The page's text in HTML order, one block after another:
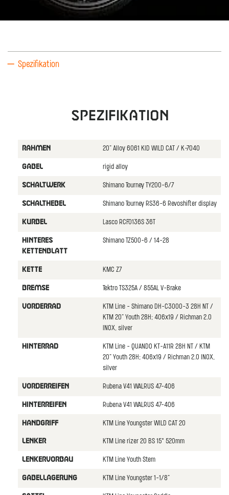
Spezifikation
Spezifikation
RAHMEN 20" Alloy 6061 KID WILD CAT / K-7040
GABEL rigid alloy
SCHALTWERK Shimano Tourney TY200-6/7
SCHALTHEBEL Shimano Tourney RS36-6 Revoshifter display
KURBEL Lasco RCF0136S 36T
HINTERES
KETTENBLATT
Shimano TZ500-6 / 14-28
KETTE KMC Z7
BREMSE Tektro TS325A / 855AL V-Brake
VORDERRAD
KTM Line - Shimano DH-C3000-3 28H NT /
KTM 20" Youth 28H; 406x19 / Richman 2.0
INOX, silver
HINTERRAD
KTM Line - QUANDO KT-A11R 28H NT / KTM
20" Youth 28H; 406x19 / Richman 2.0 INOX,
silver
VORDERREIFEN Rubena V41 WALRUS 47-406
HINTERREIFEN Rubena V41 WALRUS 47-406
HANDGRIFF KTM Line Youngster WILD CAT 20
LENKER KTM Line rizer 20 BS 15° 520mm
LENKERVORBAU KTM Line Youth Stem
GABELLAGERUNG KTM Line Youngster 1-1/8"